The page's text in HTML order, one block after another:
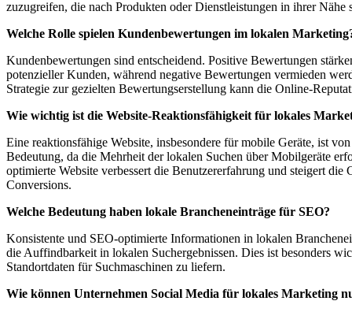
zuzugreifen, die nach Produkten oder Dienstleistungen in ihrer Nähe
Welche Rolle spielen Kundenbewertungen im lokalen
Kundenbewertungen sind entscheidend. Positive Bewertungen
potenzieller Kunden, während negative Bewertungen vermieden
Strategie zur gezielten Bewertungserstellung kann die Online-
Wie wichtig ist die Website-Reaktionsfähigkeit für lokales
Eine reaktionsfähige Website, insbesondere für mobile Geräte, ist
Bedeutung, da die Mehrheit der lokalen Suchen über Mobilgeräte
optimierte Website verbessert die Benutzererfahrung und steigert die
Conversions.
Welche Bedeutung haben lokale Brancheneinträge für SEO?
Konsistente und SEO-optimierte Informationen in lokalen
die Auffindbarkeit in lokalen Suchergebnissen. Dies ist besonders
Standortdaten für Suchmaschinen zu liefern.
Wie können Unternehmen Social Media für lokales Marketing